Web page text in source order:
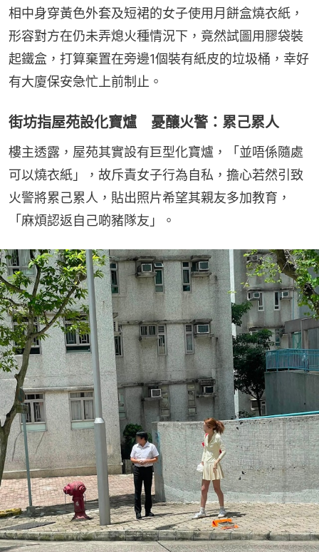
相中身穿黃色外套及短裙的女子使用月餅盒燒衣紙，
形容對方在仍未弄熄火種情況下，竟然試圖用膠袋裝
起鐵盒，打算棄置在旁邊1個裝有紙皮的垃圾桶，幸好
有大廈保安急忙上前制止。
街坊指屋苑設化寶爐 憂釀火警：累己累人
樓主透露，屋苑其實設有巨型化寶爐，「並唔係隨處
可以燒衣紙」，故斥責女子行為自私，擔心若然引致
火警將累己累人，貼出照片希望其親友多加教育，
「麻煩認返自己啲豬隊友」。